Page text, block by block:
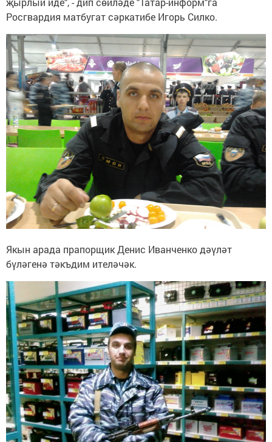
Росгвардия матбугат сәркатибе Игорь Силко.
Якын арада прапорщик Денис Иванченко дәүләт
бүләгенә тәкъдим ителәчәк.